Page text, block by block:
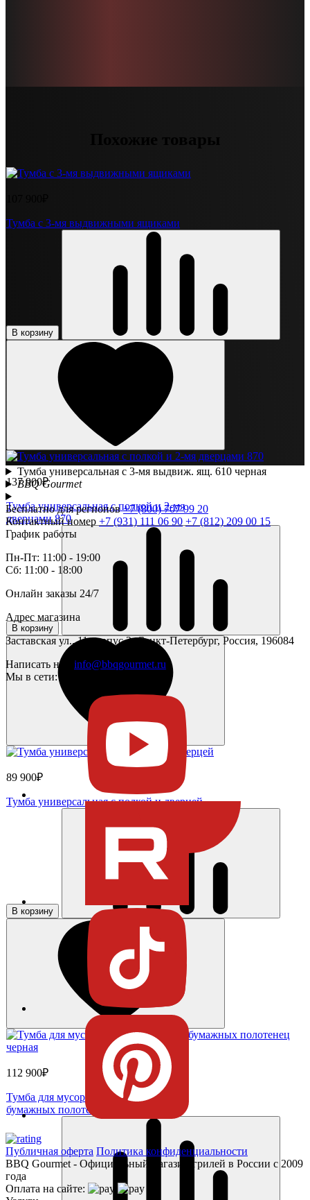
Тумба с 3-мя выдвижными ящиками
В корзину
137 900₽
Тумба универсальная с полкой и 2-мя
дверцами 870
В корзину
89 900₽
Тумба универсальная с полкой и дверцей
В корзину
112 900₽
Тумба для мусора с держателем для
бумажных полотенец черная
Тумба универсальная с 3-мя выдвиж. ящ. 610 черная
BBQ Gourmet
Бесплатно для регионов +7 (800) 707 99 20
Контактный номер +7 (931) 111 06 90 +7 (812) 209 00 15
График работы
Пн-Пт: 11:00 - 19:00
Сб: 11:00 - 18:00
Онлайн заказы 24/7
Адрес магазина
Заставская ул., 11 корпус 2, Санкт-Петербург, Россия, 196084
Написать нам
info@bbqgourmet.ru
Мы в сети:
Публичная оферта Политика конфиденциальности
BBQ Gourmet - Официальный магазин грилей в России с 2009
года
Оплата на сайте: